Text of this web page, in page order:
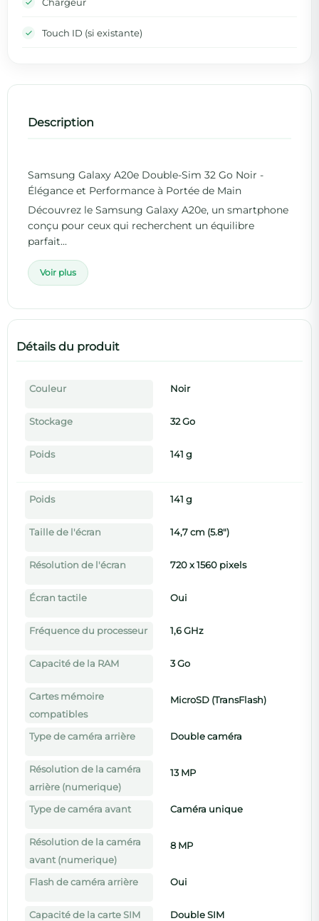
Touch ID (si existante)
Description
Samsung Galaxy A20e Double-Sim 32 Go Noir -
Élégance et Performance à Portée de Main
Découvrez le Samsung Galaxy A20e, un smartphone
conçu pour ceux qui recherchent un équilibre
parfait...
Voir plus
Détails du produit
Couleur Noir
Stockage 32 Go
Poids 141 g
Poids 141 g
Taille de l'écran 14,7 cm (5.8")
Résolution de l'écran 720 x 1560 pixels
Écran tactile Oui
Fréquence du processeur 1,6 GHz
Capacité de la RAM 3 Go
Cartes mémoire
compatibles
MicroSD (TransFlash)
Type de caméra arrière Double caméra
Résolution de la caméra
arrière (numerique)
13 MP
Type de caméra avant Caméra unique
Résolution de la caméra
avant (numerique)
8 MP
Flash de caméra arrière Oui
Capacité de la carte SIM Double SIM